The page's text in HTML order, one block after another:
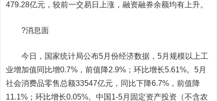
479.28亿元，较前一交易日上涨，融资融券余额均有上升。
?消息面
今日，国家统计局公布5月份经济数据，5月规模以上工
业增加值同比增0.7%，前值降2.9%；环比增长5.61%。5月
社会消费品零售总额33547亿元，同比下降6.7%，前值降
11.1%；环比增长0.05%。中国1-5月固定资产投资（不含农